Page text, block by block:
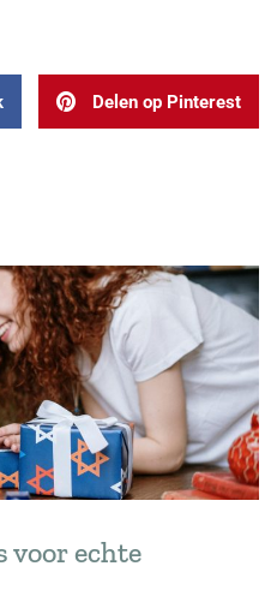
Delen op Pinterest
voor echte